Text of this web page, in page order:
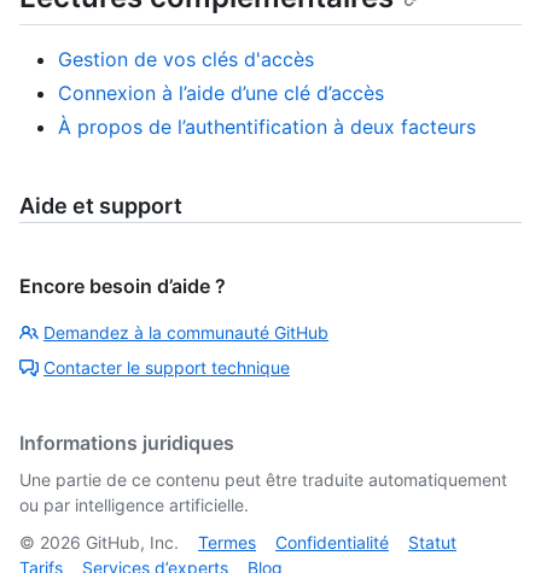
Gestion de vos clés d'accès
Connexion à l’aide d’une clé d’accès
À propos de l’authentification à deux facteurs
Aide et support
Encore besoin d’aide ?
Demandez à la communauté GitHub
Contacter le support technique
Informations juridiques
Une partie de ce contenu peut être traduite automatiquement
ou par intelligence artificielle.
© 2026 GitHub, Inc. Termes Confidentialité
Statut
Tarifs
Services d’experts Blog